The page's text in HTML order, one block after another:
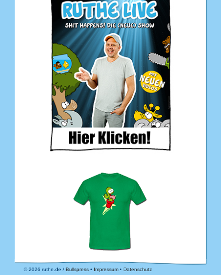
© 2026 ruthe.de / Bullspress • Impressum • Datenschutz